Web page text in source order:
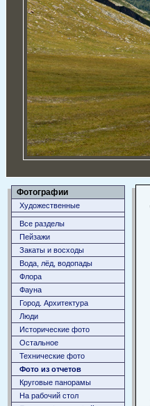
Фотографии
Художественные
Все разделы
Пейзажи
Закаты и восходы
Вода, лёд, водопады
Флора
Фауна
Город. Архитектура
Люди
Исторические фото
Остальное
Технические фото
Фото из отчетов
Круговые панорамы
На рабочий стол